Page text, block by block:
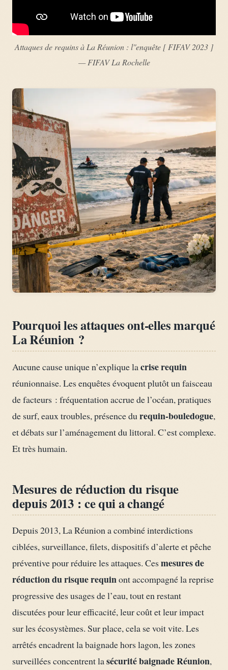
Attaques de requins à La Réunion : l''enquête [ FIFAV 2023 ]
— FIFAV La Rochelle
Pourquoi les attaques ont-elles marqué
La Réunion ?
Aucune cause unique n’explique lacrise requin
réunionnaise. Les enquêtes évoquent plutôt un faisceau
de facteurs : fréquentation accrue de l’océan, pratiques
de surf, eaux troubles, présence du requin-bouledogue,
et débats sur l’aménagement du littoral. C’est complexe.
Et très humain.
Mesures de réduction du risque
depuis 2013 : ce qui a changé
Depuis 2013, La Réunion a combiné interdictions
ciblées, surveillance, filets, dispositifs d’alerte et pêche
préventive pour réduire les attaques. Cesmesures de
réduction du risque requinont accompagné la reprise
progressive des usages de l’eau, tout en restant
discutées pour leur efficacité, leur coût et leur impact
sur les écosystèmes. Sur place, cela se voit vite. Les
arrêtés encadrent la baignade hors lagon, les zones
surveillées concentrent lasécurité baignade Réunion,